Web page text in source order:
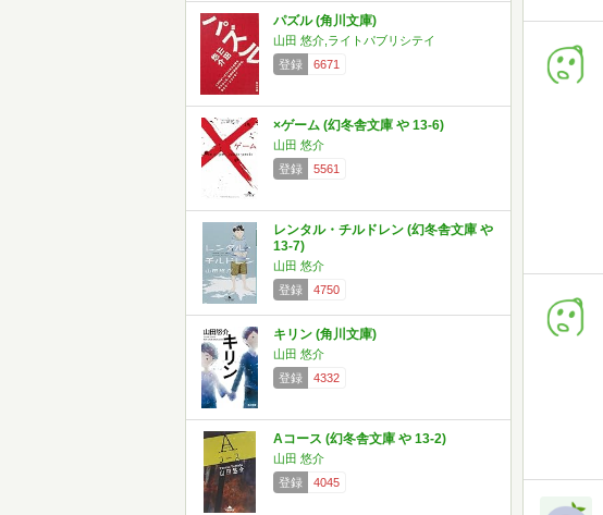
パズル (角川文庫)
山田 悠介,ライトパブリシテイ
登録
6671
×ゲーム (幻冬舎文庫 や 13-6)
山田 悠介
登録
5561
レンタル・チルドレン (幻冬舎文庫 や
13-7)
山田 悠介
登録
4750
キリン (角川文庫)
山田 悠介
登録
4332
Aコース (幻冬舎文庫 や 13-2)
山田 悠介
登録
4045